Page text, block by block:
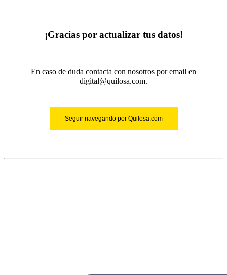
¡Gracias por actualizar tus datos!
En caso de duda contacta con nosotros por email en
digital@quilosa.com.
Seguir navegando por Quilosa.com